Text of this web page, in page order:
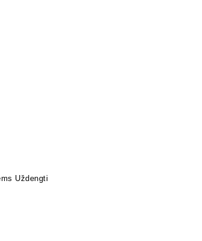
Uždengti